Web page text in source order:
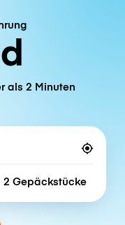
als 2 Minuten
Number of bags
2 Gepäckstücke